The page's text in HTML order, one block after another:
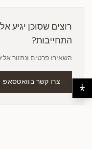
רוצים שסוכן יגיע
התחייבות?
השאירו פרטים ונחזור
צרו קשר בוואטסאפ